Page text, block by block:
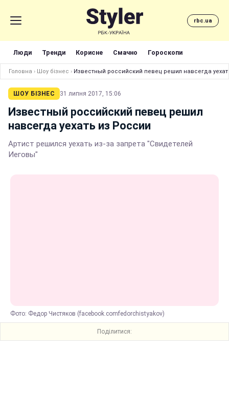
rbc.ua
Люди Тренди Корисне Смачно Гороскопи
Головна › Шоу бізнес › Известный российский певец решил навсегда
ШОУ БІЗНЕС 31 липня 2017, 15:06
Известный российский певец решил
навсегда уехать из России
Артист решился уехать из-за запрета "Свидетелей
Иеговы"
Фото: Федор Чистяков (facebook.comfedorchistyakov)
Поділитися: